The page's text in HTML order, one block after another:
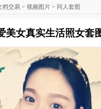
档交易 > 视频图片 > 同人套图
美女真实生活照女套